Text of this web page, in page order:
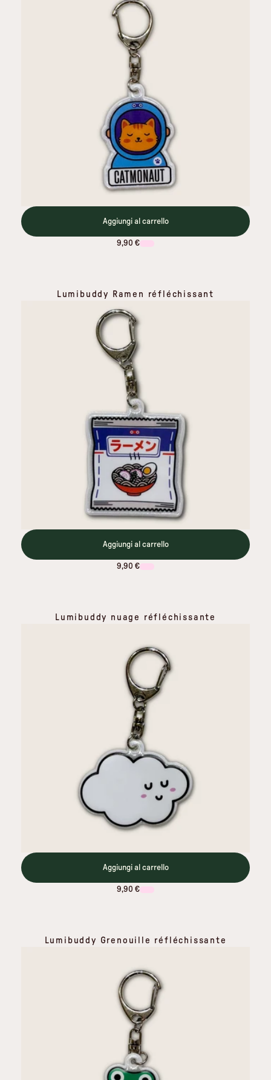
Aggiungi al carrello
9,90 €
Lumibuddy Ramen réfléchissant
Aggiungi al carrello
9,90 €
Lumibuddy nuage réfléchissante
Aggiungi al carrello
9,90 €
Lumibuddy Grenouille réfléchissante